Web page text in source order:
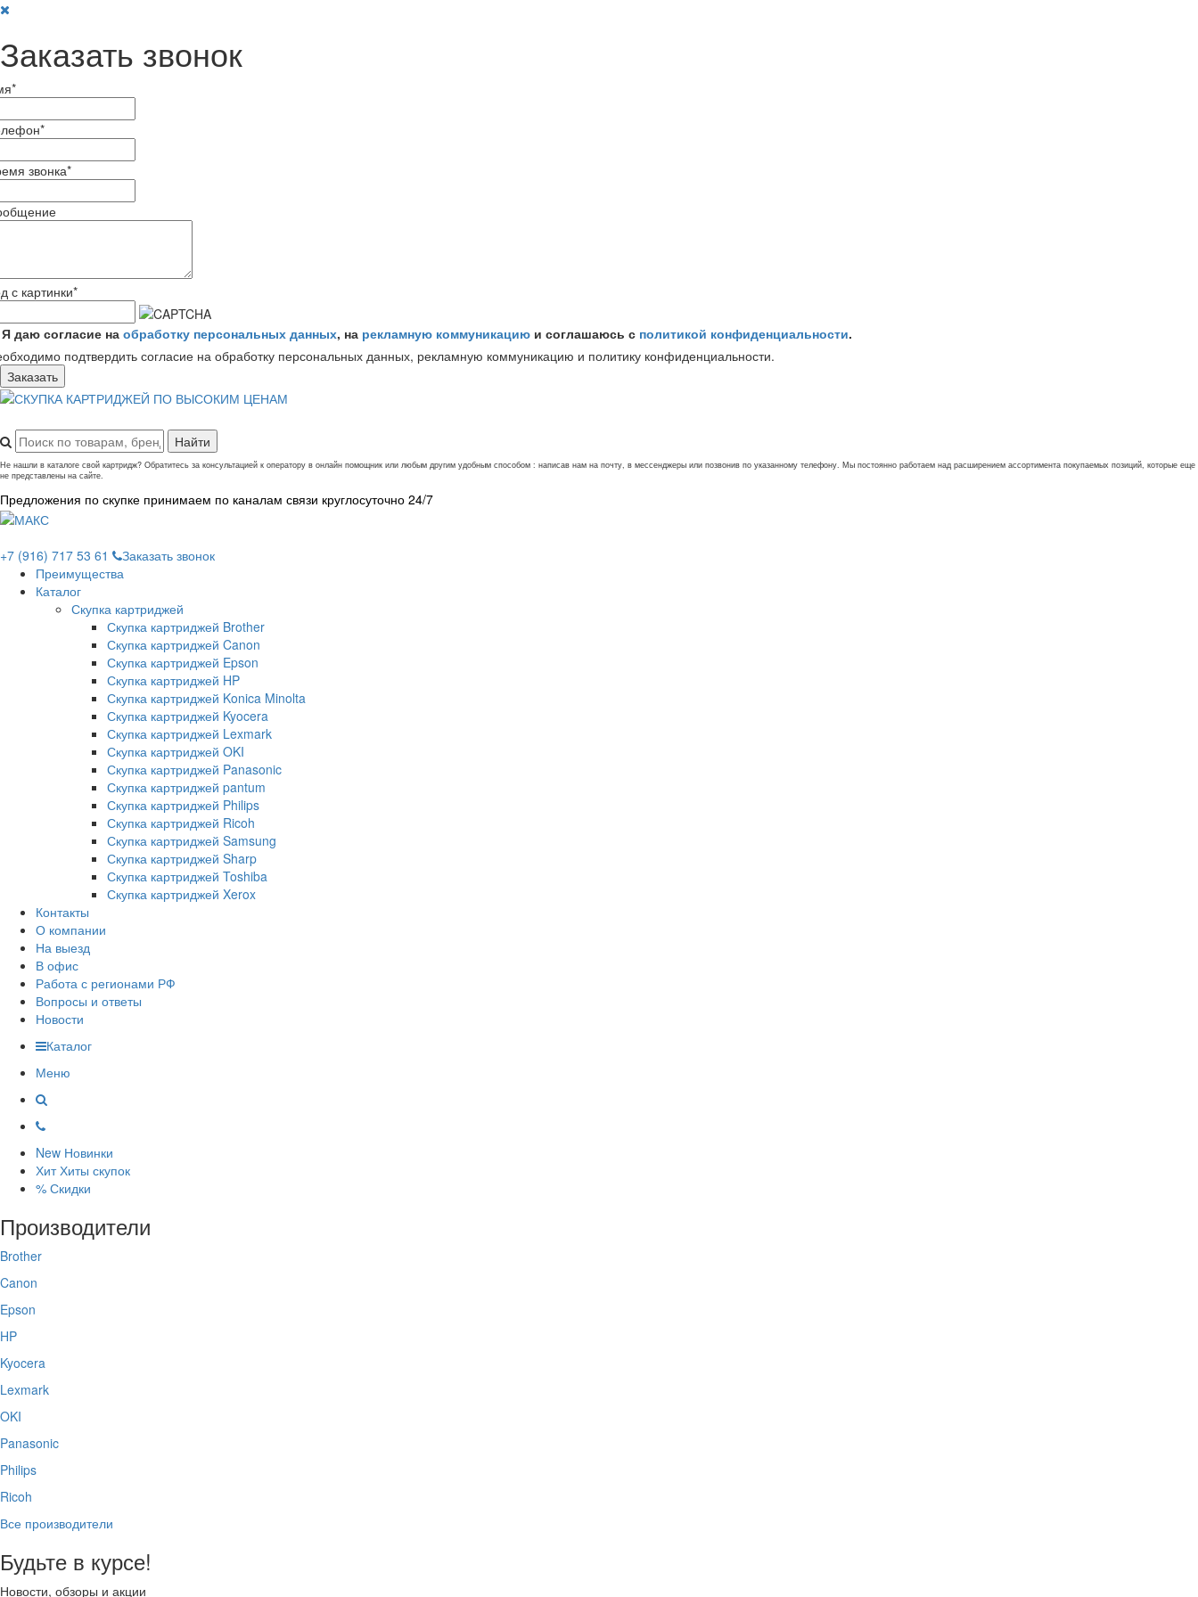
Заказать звонок
*
*
звонка*
с картинки*
Я даю согласие на обработку персональных данных, на рекламную коммуникацию и соглашаюсь с политикой конфиденциальности.
подтвердить согласие на обработку персональных данных, рекламную коммуникацию и политику конфиденциальности.
Заказать
Не нашли в каталоге свой картридж? Обратитесь за консультацией к оператору в онлайн помощник или любым другим удобным способом : написав нам на почту, в мессенджеры или позвонив по указанному телефону. Мы постоянно работаем над расширением ассортимента покупаемых позиций, которые еще
не представлены на сайте.
Предложения по скупке принимаем по каналам связи круглосуточно 24/7
+7 (916) 717 53 61
Заказать звонок
Преимущества
Каталог
Скупка картриджей
Скупка картриджей Brother
Скупка картриджей Canon
Скупка картриджей Epson
Скупка картриджей HP
Скупка картриджей Konica Minolta
Скупка картриджей Kyocera
Скупка картриджей Lexmark
Скупка картриджей OKI
Скупка картриджей Panasonic
Скупка картриджей pantum
Скупка картриджей Philips
Скупка картриджей Ricoh
Скупка картриджей Samsung
Скупка картриджей Sharp
Скупка картриджей Toshiba
Скупка картриджей Xerox
Контакты
О компании
На выезд
В офис
Работа с регионами РФ
Вопросы и ответы
Новости
Каталог
Меню
New Новинки
Хит Хиты скупок
% Скидки
Производители
Brother
Canon
Epson
HP
Kyocera
Lexmark
OKI
Panasonic
Philips
Ricoh
Все производители
Будьте в курсе!
Новости, обзоры и акции